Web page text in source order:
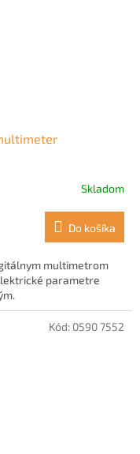
Skladom
Do košíka
multimetrom
parametre
Kód: 0590 7552